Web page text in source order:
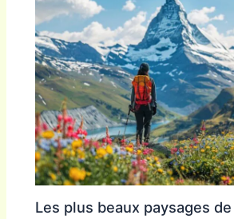
Les plus beaux paysages